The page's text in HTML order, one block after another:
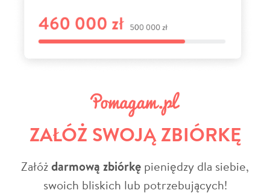
ZAŁÓŻ SWOJĄ ZBIÓRKĘ
Załóżdarmową zbiórkę pieniędzy dla siebie,
swoich bliskich lub potrzebujących!